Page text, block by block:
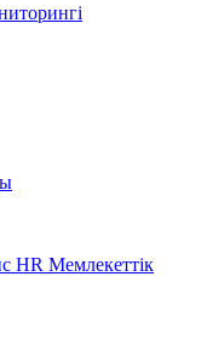
HR Мемлекеттік